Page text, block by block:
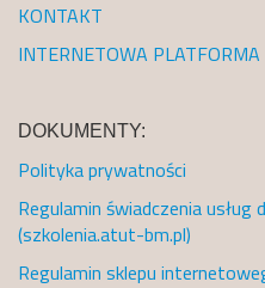
KONTAKT
INTERNETOWA
DOKUMENTY:
Polityka prywatności
Regulamin świadczenia usług
(szkolenia.atut-bm.pl)
Regulamin sklepu